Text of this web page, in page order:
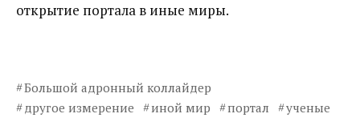
открытие портала в иные миры.
Большой адронный коллайдер
другое измерение
иной мир портал ученые